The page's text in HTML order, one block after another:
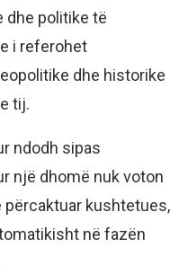
dhe politike të
i referohet
dhe historike
tij.
ndodh sipas
një dhomë nuk voton
kushtetues,
në fazën